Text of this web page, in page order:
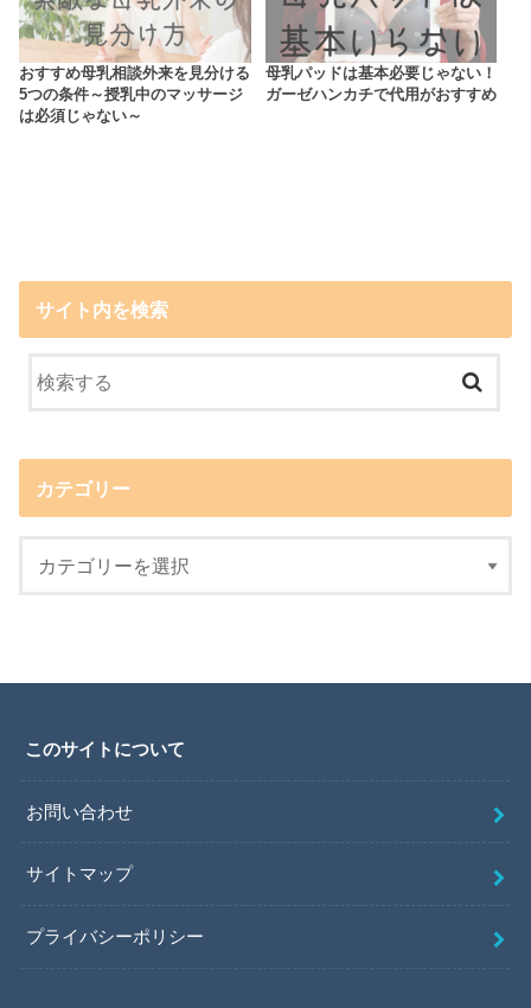
おすすめ母乳相談外来を見分ける
5つの条件～授乳中のマッサージ
は必須じゃない～
母乳パッドは基本必要じゃない！
ガーゼハンカチで代用がおすすめ
サイト内を検索
カテゴリー
このサイトについて
お問い合わせ
サイトマップ
プライバシーポリシー